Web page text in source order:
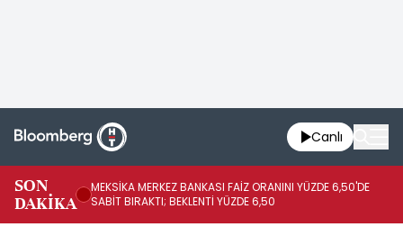
Canlı
SON
DAKİKA
MEKSİKA MERKEZ BANKASI FAİZ ORANINI YÜZDE 6,50'DE
SABİT BIRAKTI; BEKLENTİ YÜZDE 6,50